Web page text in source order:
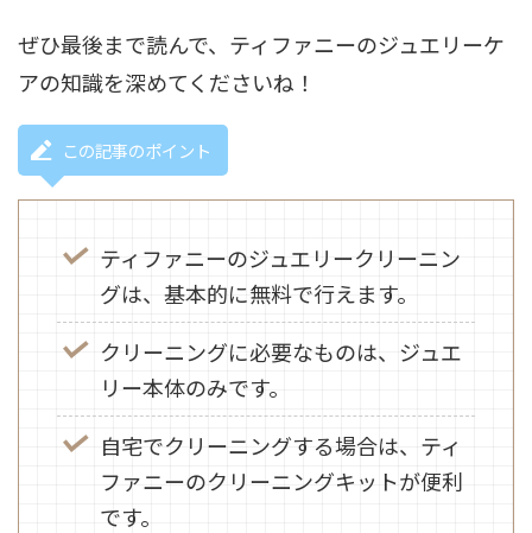
ぜひ最後まで読んで、ティファニーのジュエリーケ
アの知識を深めてくださいね！
この記事のポイント
ティファニーのジュエリークリーニン
グは、基本的に無料で行えます。
クリーニングに必要なものは、ジュエ
リー本体のみです。
自宅でクリーニングする場合は、ティ
ファニーのクリーニングキットが便利
です。